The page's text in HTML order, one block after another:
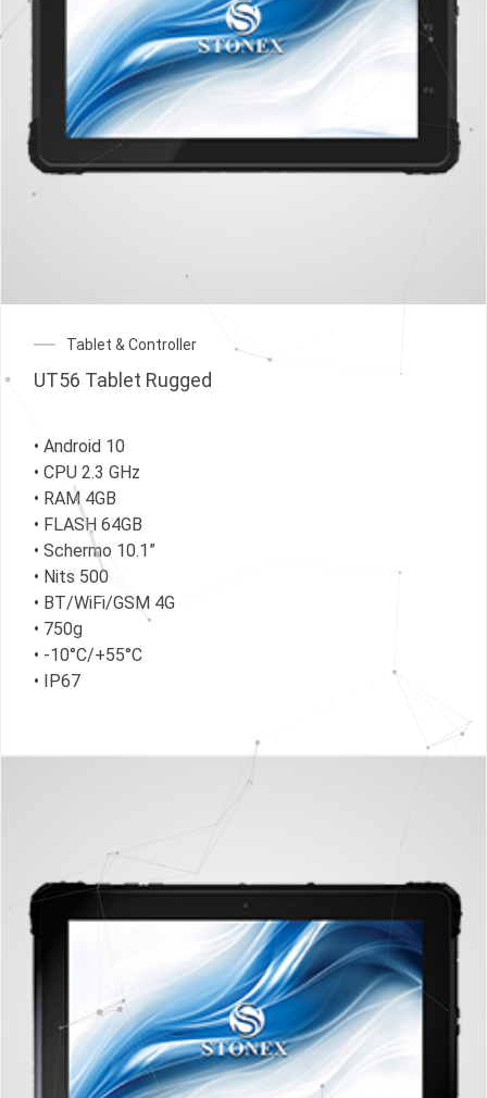
Tablet & Controller
UT56 Tablet Rugged
• Android 10
• CPU 2.3 GHz
• RAM 4GB
• FLASH 64GB
• Schermo 10.1”
• Nits 500
• BT/WiFi/GSM 4G
• 750g
• -10°C/+55°C
• IP67